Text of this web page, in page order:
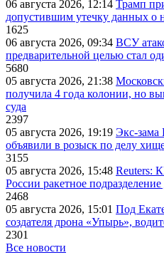
06 августа 2026, 12:14 Трамп
допустившим утечку данных о
1625
06 августа 2026, 09:34 ВСУ
предварительной целью стал
5680
05 августа 2026, 21:38
получила 4 года колонии, но
суда
2397
05 августа 2026, 19:19 Экс-зама
объявили в розыск по делу
3155
05 августа 2026, 15:48 Reuters:
России ракетное
2468
05 августа 2026, 15:01 Под
создателя дрона «Упырь»,
2301
Все новости